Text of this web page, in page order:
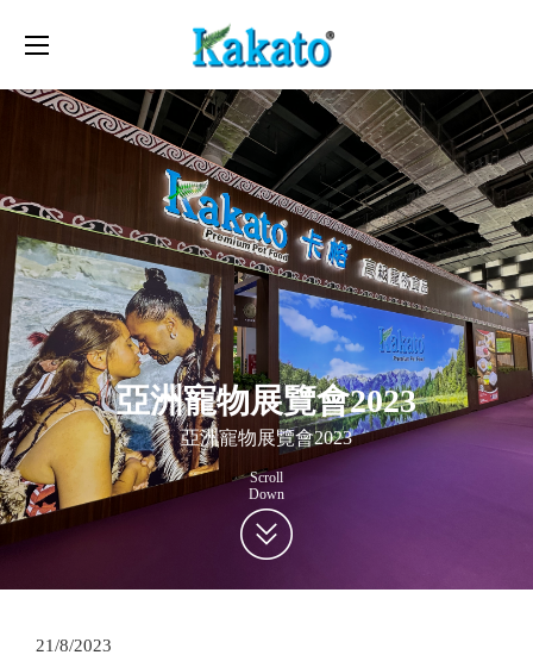
Toggle
亞洲寵物展覽會2023
亞洲寵物展覽會2023
Scroll
Down
21/8/2023